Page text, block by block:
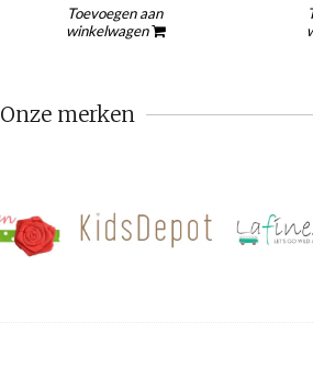
Toevoegen aan
winkelwagen
Onze merken